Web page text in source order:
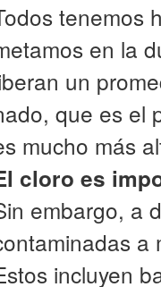
tenemos
en la
un
que es el
mucho más
cloro es
embargo, a
a
incluyen